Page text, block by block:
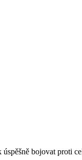
bojovat proti